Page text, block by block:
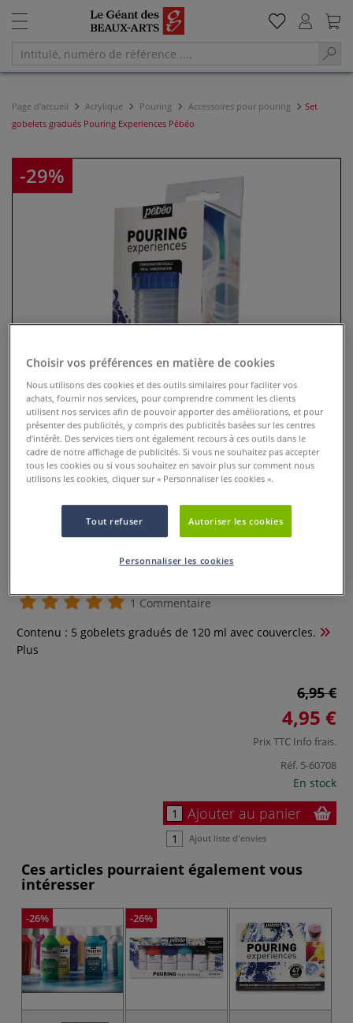
Page d'accueil Acrylique Pouring Accessoires pour pouring
Set
gobelets gradués Pouring Experiences Pébéo
-29%
Experiences Pébéo
1 Commentaire
Contenu : 5 gobelets gradués de 120 ml avec couvercles.
Plus
6,95 €
4,95 €
Prix TTC Info frais.
Réf. 5-60708
En stock
Ajouter au panier
Ajout liste d'envies
Ces articles pourraient également vous
intéresser
-26% -26%
Choisir vos préférences en matière de cookies
Nous utilisons des cookies et des outils similaires pour faciliter vos
achats, fournir nos services, pour comprendre comment les clients
utilisent nos services afin de pouvoir apporter des améliorations, et pour
présenter des publicités, y compris des publicités basées sur les centres
d’intérêt. Des services tiers ont également recours à ces outils dans le
cadre de notre affichage de publicités. Si vous ne souhaitez pas accepter
tous les cookies ou si vous souhaitez en savoir plus sur comment nous
utilisons les cookies, cliquer sur « Personnaliser les cookies ».
Tout refuser Autoriser les cookies
Personnaliser les cookies